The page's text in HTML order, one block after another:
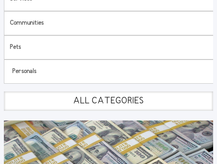
Communities
Pets
Personals
ALL CATEGORIES